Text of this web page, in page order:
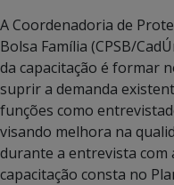
A Coordenadoria de
Bolsa Família (CPSB/
da capacitação é formar
suprir a demanda
funções como
visando melhora na
durante a entrevista com
capacitação consta no